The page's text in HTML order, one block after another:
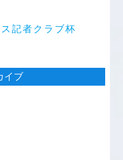
記者クラブ杯
イブ